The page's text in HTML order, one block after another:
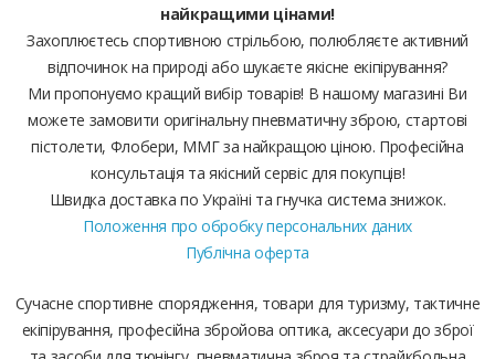
найкращими цінами!
Захоплюєтесь спортивною стрільбою, полюбляєте активний
відпочинок на природі або шукаєте якісне екіпірування?
Ми пропонуємо кращий вибір товарів! В нашому магазині Ви
можете замовити оригінальну пневматичну зброю, стартові
пістолети, Флобери, ММГ за найкращою ціною. Професійна
консультація та якісний сервіс для покупців!
Швидка доставка по Україні та гнучка система знижок.
Положення про обробку персональних даних
Публічна оферта
Сучасне спортивне спорядження, товари для туризму, тактичне
екіпірування, професійна збройова оптика, аксесуари до зброї